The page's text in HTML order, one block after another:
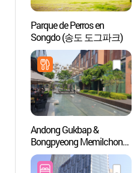
Parque de Perros en
Songdo (송도 도그파크)
Andong Gukbap &
Bongpyeong Memilchon
(안동국밥&봉평메밀촌)